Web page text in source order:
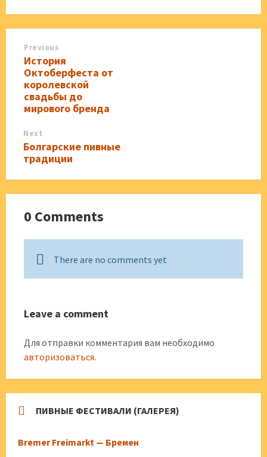
Previous
История
Октоберфеста от
королевской
свадьбы до
мирового бренда
Next
Болгарские пивные
традиции
0 Comments
There are no comments yet
Leave a comment
Для отправки комментария вам необходимо
авторизоваться.
ПИВНЫЕ ФЕСТИВАЛИ (ГАЛЕРЕЯ)
Bremer Freimarkt — Бремен